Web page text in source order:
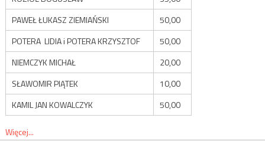
PAWEŁ ŁUKASZ ZIEMIAŃSKI
50,00
POTERA LIDIA i POTERA KRZYSZTOF
50,00
NIEMCZYK MICHAŁ
20,00
SŁAWOMIR PIĄTEK
10,00
KAMIL JAN KOWALCZYK
50,00
Więcej...